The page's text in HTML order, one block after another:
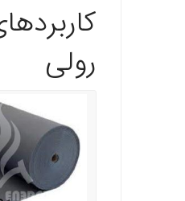
رولی